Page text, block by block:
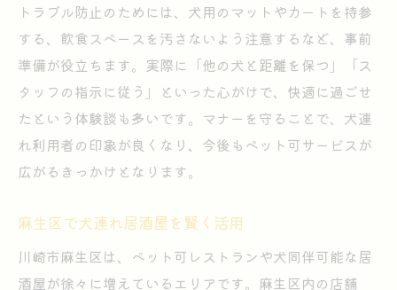
トラブル防止のためには、犬用のマットやカートを持参
する、飲食スペースを汚さないよう注意するなど、事前
準備が役立ちます。実際に「他の犬と距離を保つ」「ス
タッフの指示に従う」といった心がけで、快適に過ごせ
たという体験談も多いです。マナーを守ることで、犬連
れ利用者の印象が良くなり、今後もペット可サービスが
広がるきっかけとなります。
麻生区で犬連れ居酒屋を賢く活用
川崎市麻生区は、ペット可レストランや犬同伴可能な居
酒屋が徐々に増えているエリアです。麻生区内の店舗